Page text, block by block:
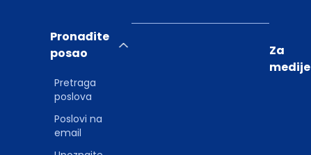
Pronađite
posao
Pretraga
poslova
Poslovi na
email
Za
medije